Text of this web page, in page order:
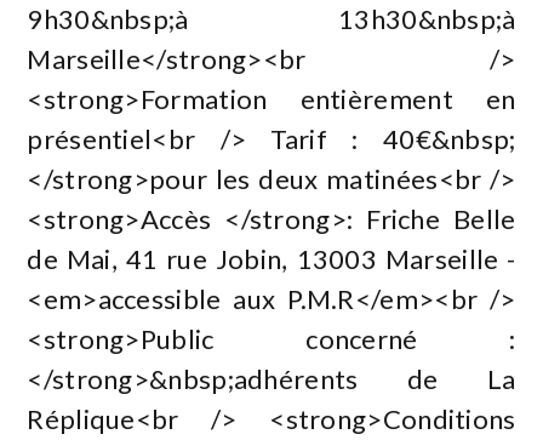
9h30&nbsp;à 13h30&nbsp;à
Marseille</strong><br />
<strong>Formation entièrement en
présentiel<br /> Tarif : 40€&nbsp;
</strong>pour les deux matinées<br />
<strong>Accès </strong>: Friche Belle
de Mai, 41 rue Jobin, 13003 Marseille -
<em>accessible aux P.M.R</em><br />
<strong>Public concerné :
</strong>&nbsp;adhérents de La
Réplique<br /> <strong>Conditions